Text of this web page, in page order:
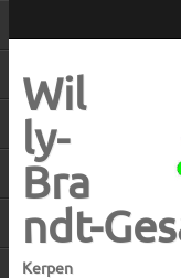
Wil
ly-
Bra
ndt-
Kerpen